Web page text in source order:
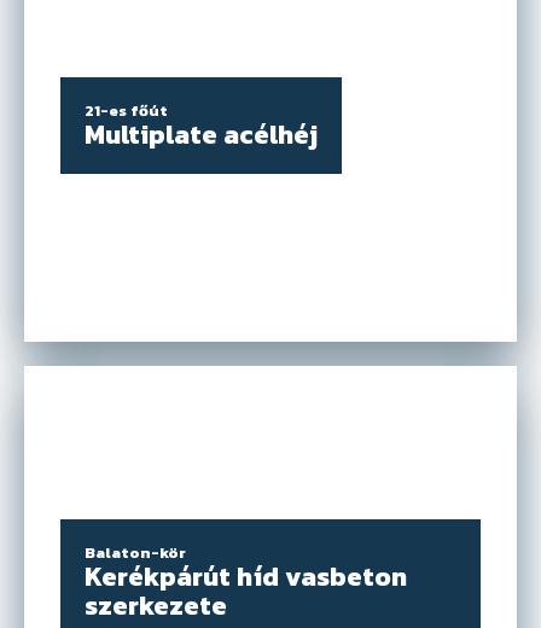
21-es főút
Multiplate acélhéj
Balaton-kör
Kerékpárút híd vasbeton
szerkezete